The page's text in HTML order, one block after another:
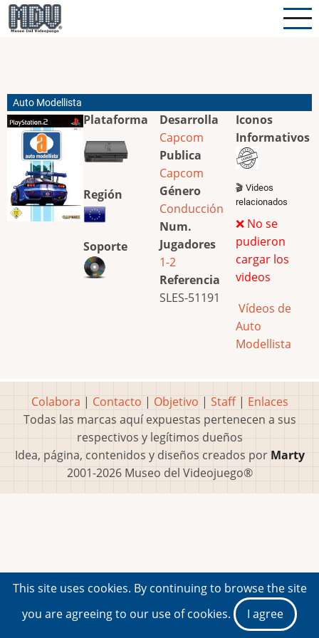
Pasar
al
Auto Modellista
Plataforma
Región
Soporte
Desarrolla
Capcom
Publica
Capcom
Género
Conducción
Num.
Jugadores
1-2
Referencia
SLES-51191
Iconos
Informativos
🎬 Videos
relacionados
❌ No se
pudieron
cargar los
videos
Vídeos de
Auto
Modellista
Colabora | Contacto | Objetivo | Staff| Enlaces
Todas las marcas aquí expuestas pertenecen a sus
respectivos y legítimos dueños
Idea, página, contenidos y diseños creados por Marty
2001-2026 Museo del Videojuego®
This site uses cookies. By continuing to browse the site
you are agreeing to our use of cookies.
I agree